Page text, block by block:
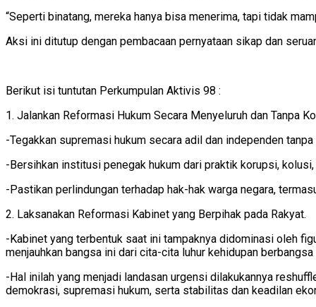
“Seperti binatang, mereka hanya bisa menerima, tapi tidak
Aksi ini ditutup dengan pembacaan pernyataan sikap dan
Berikut isi tuntutan Perkumpulan Aktivis 98 :
1. Jalankan Reformasi Hukum Secara Menyeluruh dan Tanpa
-Tegakkan supremasi hukum secara adil dan independen
-Bersihkan institusi penegak hukum dari praktik korupsi, kolusi,
-Pastikan perlindungan terhadap hak-hak warga negara,
2. Laksanakan Reformasi Kabinet yang Berpihak pada Rakyat.
-Kabinet yang terbentuk saat ini tampaknya didominasi oleh
menjauhkan bangsa ini dari cita-cita luhur kehidupan berbangsa
-Hal inilah yang menjadi landasan urgensi dilakukannya
demokrasi, supremasi hukum, serta stabilitas dan keadilan